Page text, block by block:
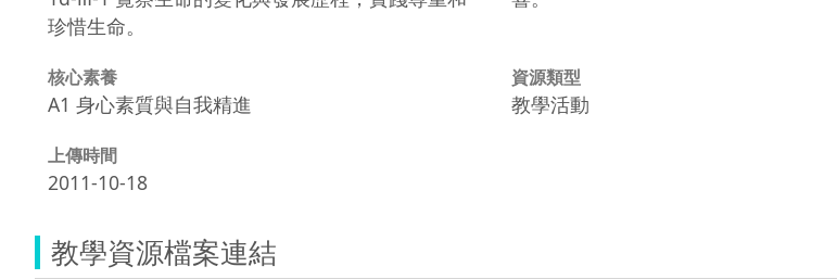
珍惜生命。
核心素養
A1 身心素質與自我精進
資源類型
教學活動
上傳時間
2011-10-18
教學資源檔案連結